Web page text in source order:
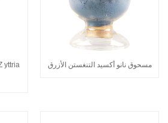
مسحوق نانو أكسيد التنغستن الأزرق